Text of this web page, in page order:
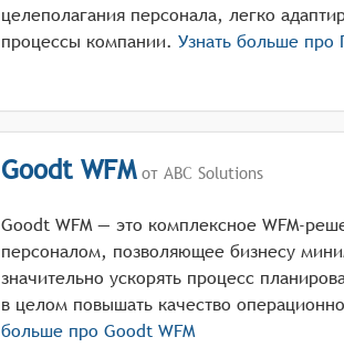
целеполагания персонала, легко
процессы компании. Узнать больше про
Goodt WFMот ABC Solutions
Goodt WFM — это комплексное WFM-
персоналом, позволяющее бизнесу
значительно ускорять процесс
в целом повышать качество
больше про Goodt WFM